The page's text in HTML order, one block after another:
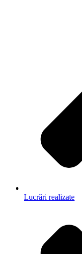
Lucrări realizate